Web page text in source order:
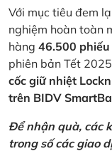
Với mục tiêu đem
nghiệm hoàn toàn
hàng 46.500
phiên bản Tết
cốc giữ nhiệt
trên BIDV
Để nhận quà, các
trong số các giao